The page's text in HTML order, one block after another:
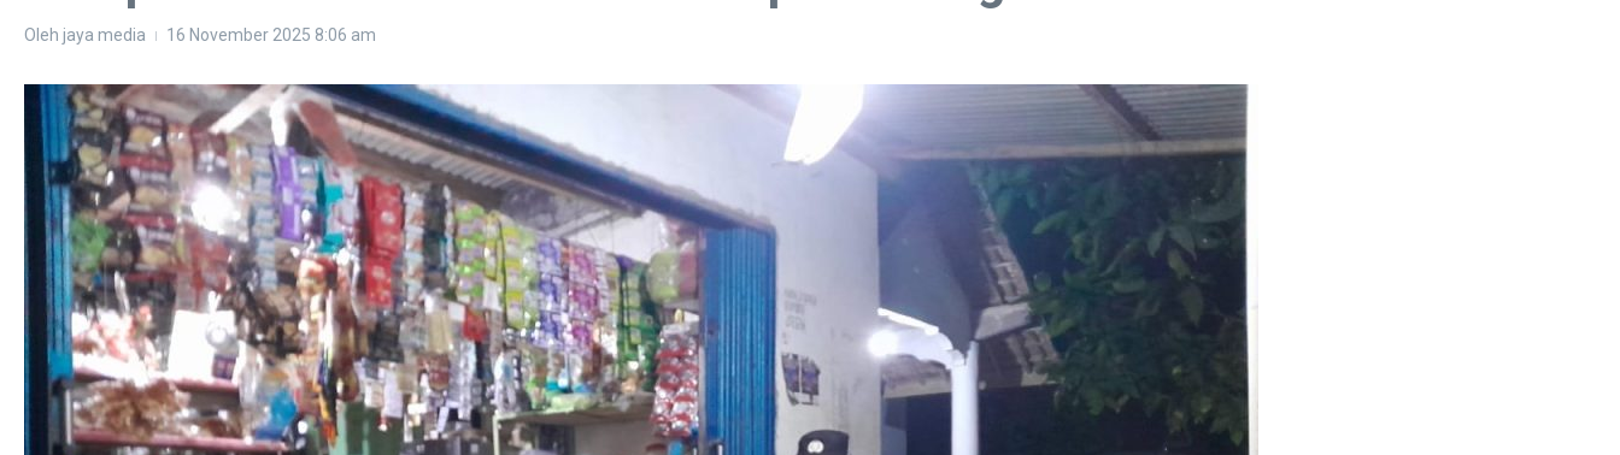
Oleh jaya media 16 November 2025 8:06 am